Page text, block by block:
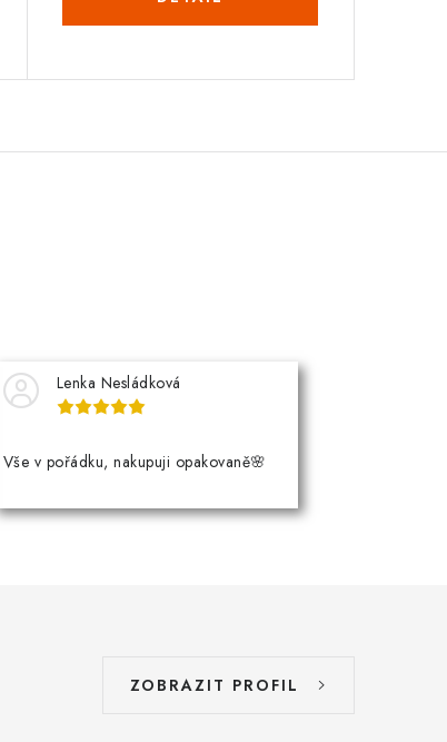
Lenka Nesládková
Vše v pořádku, nakupuji opakovaně🌸
ZOBRAZIT PROFIL